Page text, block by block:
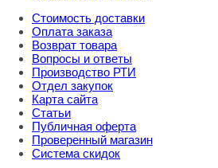
Стоимость доставки
Оплата заказа
Возврат товара
Вопросы и ответы
Производство РТИ
Отдел закупок
Карта сайта
Статьи
Публичная оферта
Проверенный магазин
Система скидок